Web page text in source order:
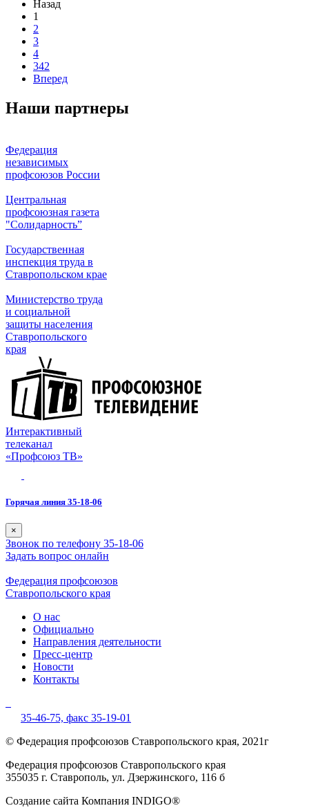
Назад
1
2
3
4
342
Вперед
Наши партнеры
Федерация
независимых
профсоюзов России
Центральная
профсоюзная газета
"Солидарность”
Государственная
инспекция труда в
Ставропольском крае
Министерство труда
и социальной
защиты населения
Ставропольского
края
Интерактивный
телеканал
«Профсоюз ТВ»
Горячая линия 35-18-06
×
Звонок по телефону 35-18-06
Задать вопрос онлайн
Федерация профсоюзов
Ставропольского края
О нас
Официально
Направления деятельности
Пресс-центр
Новости
Контакты
35-46-75, факс 35-19-01
© Федерация профсоюзов Ставропольского края, 2021г
Федерация профсоюзов Ставропольского края
355035 г. Ставрополь, ул. Дзержинского, 116 б
Создание сайта Компания INDIGO®